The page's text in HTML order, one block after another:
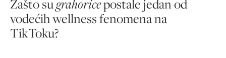
Zašto sugrahoricepostale jedan od
vodećih wellness fenomena na
TikToku?